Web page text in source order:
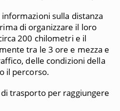
sulla distanza
di organizzare il loro
200 chilometri e il
tra le 3 ore e mezza e
delle condizioni della
il percorso.
trasporto per raggiungere